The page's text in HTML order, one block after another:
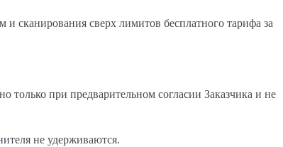
сканирования сверх лимитов бесплатного тарифа за
только при предварительном согласии Заказчика и не
не удерживаются.